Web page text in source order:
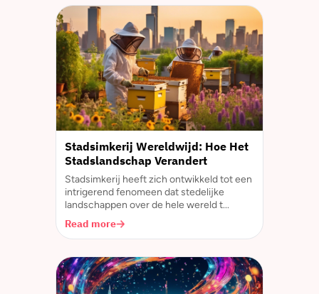
Stadsimkerij Wereldwijd: Hoe Het
Stadslandschap Verandert
Stadsimkerij heeft zich ontwikkeld tot een
intrigerend fenomeen dat stedelijke
landschappen over de hele wereld t...
Read more